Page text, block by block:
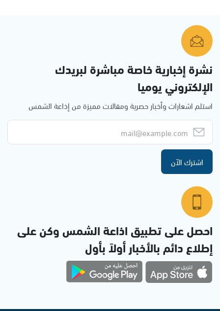
نشرة إخبارية خاصة مباشرة لبريدك
الإلكتروني يوميا
استلم اشعارات وأخبار حصرية ومقالات مميزة من إذاعة الشمس
اشترك الآن
احصل على تطبيق اذاعة الشمس وكن على
إطلاع دائم بالأخبار أولاً بأول